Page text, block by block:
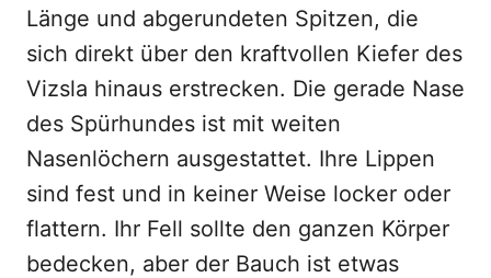
Länge und abgerundeten Spitzen, die
sich direkt über den kraftvollen Kiefer des
Vizsla hinaus erstrecken. Die gerade Nase
des Spürhundes ist mit weiten
Nasenlöchern ausgestattet. Ihre Lippen
sind fest und in keiner Weise locker oder
flattern. Ihr Fell sollte den ganzen Körper
bedecken, aber der Bauch ist etwas